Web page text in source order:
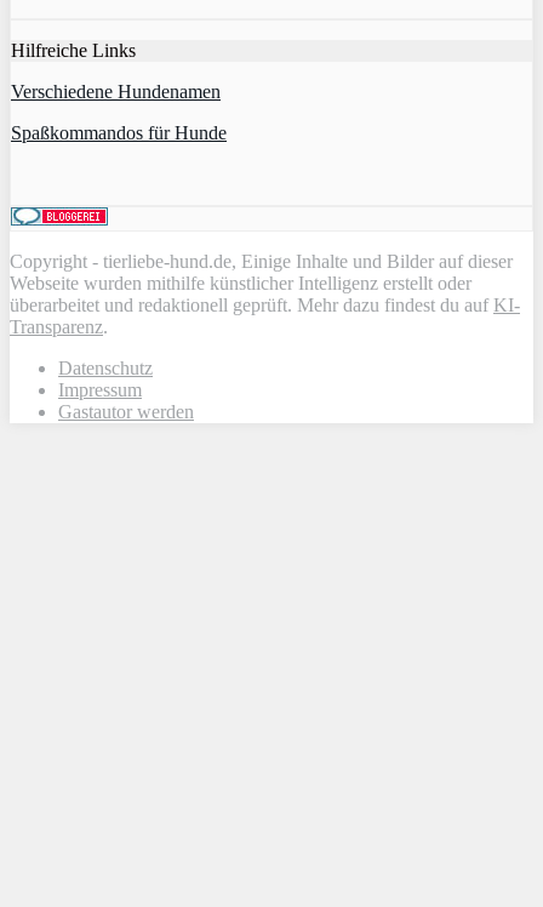
Hilfreiche Links
Verschiedene Hundenamen
Spaßkommandos für Hunde
Copyright - tierliebe-hund.de, Einige Inhalte und Bilder auf dieser
Webseite wurden mithilfe künstlicher Intelligenz erstellt oder
überarbeitet und redaktionell geprüft. Mehr dazu findest du auf KI-
Transparenz.
Datenschutz
Impressum
Gastautor werden